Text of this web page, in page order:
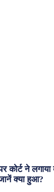
कोर्ट ने लगाया
क्या हुआ?